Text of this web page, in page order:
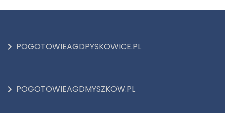
POGOTOWIEAGDPYSKOWICE.PL
POGOTOWIEAGDMYSZKOW.PL